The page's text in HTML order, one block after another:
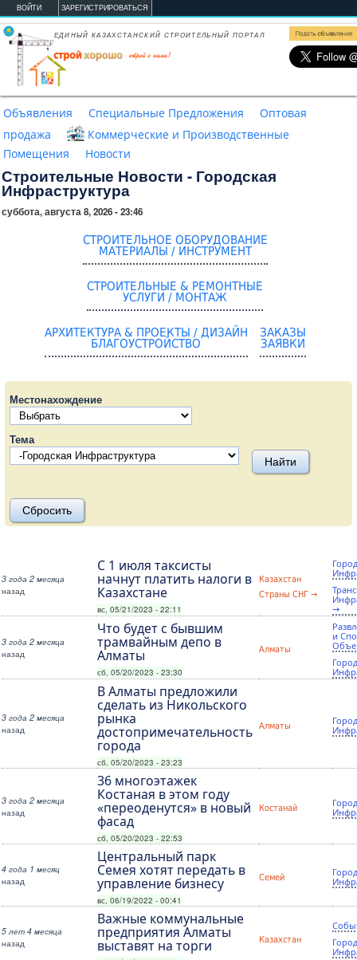
Перейти к основному содержанию
ВОЙТИ ЗАРЕГИСТРИРОВАТЬСЯ
ЕДИНЫЙ КАЗАХСТАНСКИЙ СТРОИТЕЛЬНЫЙ ПОРТАЛ
Объявления Специальные Предложения
Оптовая
продажа
Коммерческие и Производственные
Помещения
Новости
Строительные Новости - Городская
Инфраструктура
суббота, августа 8, 2026 - 23:46
СТРОИТЕЛЬНОЕ ОБОРУДОВАНИЕ
МАТЕРИАЛЫ / ИНСТРУМЕНТ
СТРОИТЕЛЬНЫЕ & РЕМОНТНЫЕ
УСЛУГИ / МОНТАЖ
АРХИТЕКТУРА & ПРОЕКТЫ / ДИЗАЙН
БЛАГОУСТРОЙСТВО
ЗАКАЗЫ
ЗАЯВКИ
Местонахождение
Тема
3 года 2 месяца
назад
C 1 июля таксисты
начнут платить налоги в
Казахстане
вс, 05/21/2023 - 22:11
Казахстан
Страны СНГ →
→
3 года 2 месяца
назад
Что будет с бывшим
трамвайным депо в
Алматы
сб, 05/20/2023 - 23:30
Алматы
и
3 года 2 месяца
назад
В Алматы предложили
сделать из Никольского
рынка
достопримечательность
города
сб, 05/20/2023 - 23:23
Алматы
3 года 2 месяца
назад
36 многоэтажек
Костаная в этом году
«переоденутся» в новый
фасад
сб, 05/20/2023 - 22:53
Костанай
4 года 1 месяц
назад
Центральный парк
Семея хотят передать в
управление бизнесу
вс, 06/19/2022 - 00:41
Семей
5 лет 4 месяца
назад
Важные коммунальные
предприятия Алматы
выставят на торги Казахстан